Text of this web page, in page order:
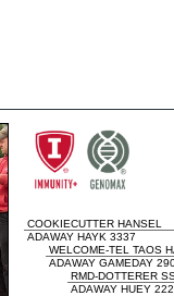
COOKIECUTTER HANSEL
ADAWAY HAYK 3337
WELCOME-TEL TAOS
ADAWAY GAMEDAY
RMD-DOTTERER
ADAWAY HUEY